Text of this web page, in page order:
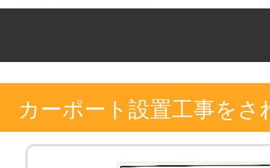
カーポート設置工事を